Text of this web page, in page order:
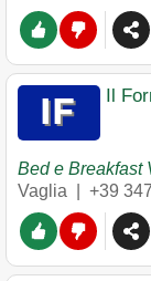
Il
Bed e Breakfast
Vaglia
+39